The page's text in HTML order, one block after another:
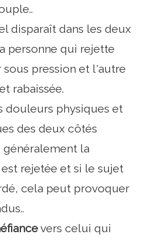
disparaît dans les deux
personne qui rejette
sous pression et l'autre
rabaissée.
douleurs physiques et
des deux côtés
la
rejetée et si le sujet
cela peut provoquer
vers celui qui